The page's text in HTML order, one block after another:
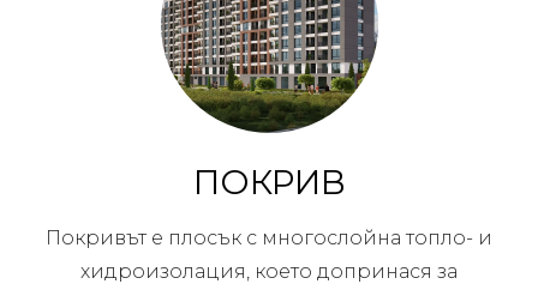
ПОКРИВ
Покривът е плосък с многослойна топло- и
хидроизолация, което допринася за